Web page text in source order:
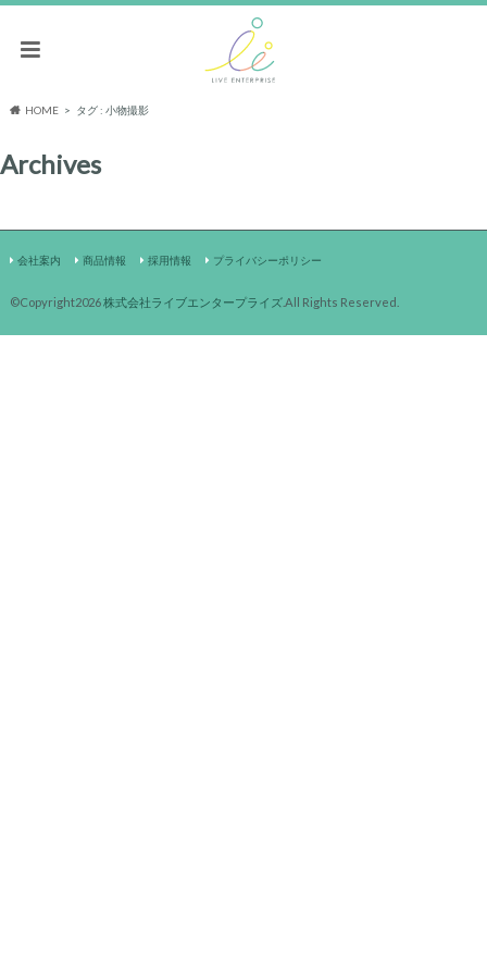
HOME タグ : 小物撮影
Archives
会社案内 商品情報 採用情報 プライバシーポリシー
©Copyright2026株式会社ライブエンタープライズ.All Rights Reserved.